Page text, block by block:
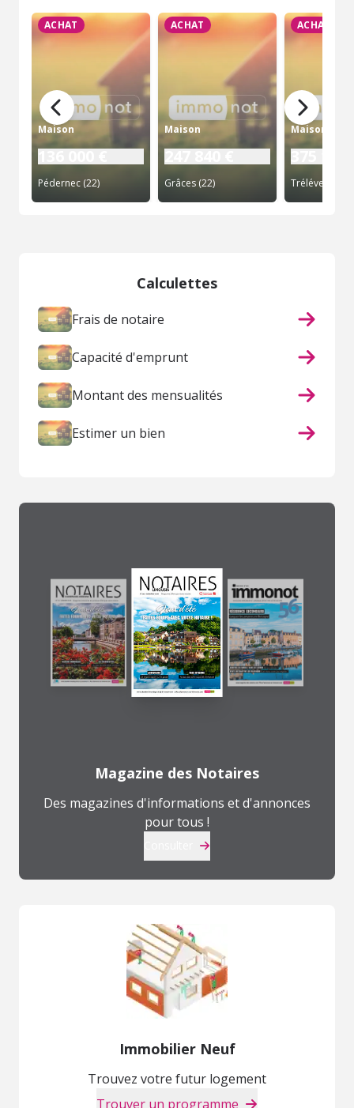
ACHAT
Maison
Pédernec (22)
ACHAT
Maison
Grâces (22)
ACHAT
Maison
Trélévern (22)
Calculettes
Frais de notaire
Capacité d'emprunt
Montant des mensualités
Estimer un bien
Magazine des Notaires
Des magazines d'informations et d'annonces
pour tous !
Immobilier Neuf
Trouvez votre futur logement
Trouver un programme